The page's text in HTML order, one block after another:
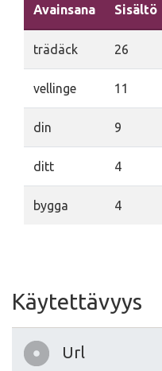
Avainsana Sisältö
trädäck 26
vellinge 11
din 9
ditt 4
bygga 4
Käytettävyys
Url